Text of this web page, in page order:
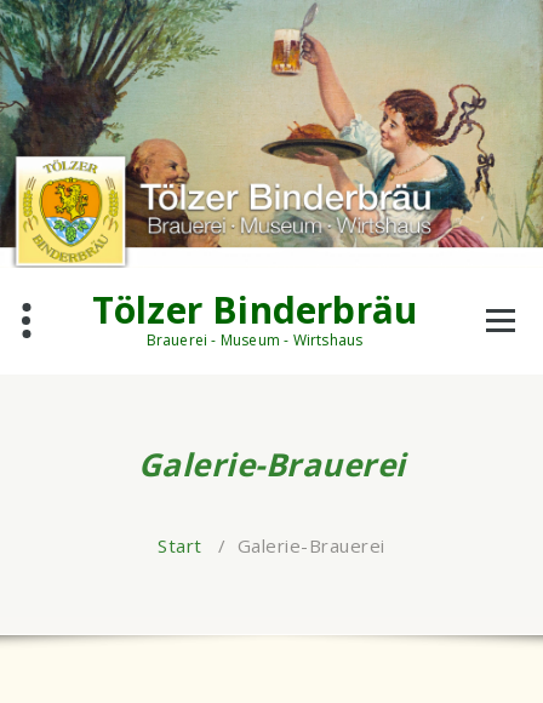
Zum
Inhalt
springen
Tölzer Binderbräu
Brauerei - Museum - Wirtshaus
Galerie-Brauerei
Start / Galerie-Brauerei